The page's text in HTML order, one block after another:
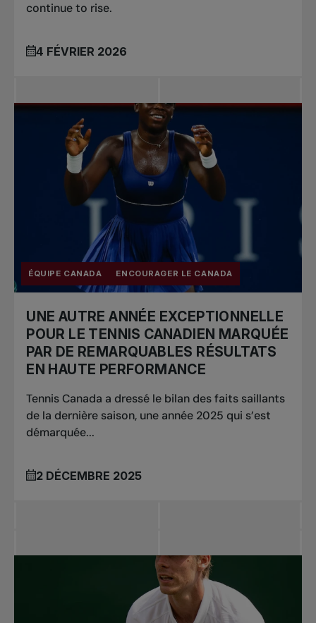
continue to rise.
4 FÉVRIER 2026
ÉQUIPE CANADA ENCOURAGER LE CANADA
UNE AUTRE ANNÉE EXCEPTIONNELLE
POUR LE TENNIS CANADIEN MARQUÉE
PAR DE REMARQUABLES RÉSULTATS
EN HAUTE PERFORMANCE
Tennis Canada a dressé le bilan des faits saillants
de la dernière saison, une année 2025 qui s’est
démarquée...
2 DÉCEMBRE 2025